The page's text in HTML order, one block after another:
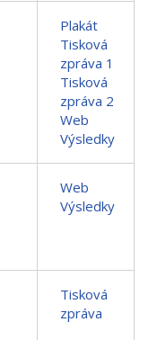
Plakát
Tisková
zpráva 1
Tisková
zpráva 2
Web
Výsledky
Web
Výsledky
Tisková
zpráva